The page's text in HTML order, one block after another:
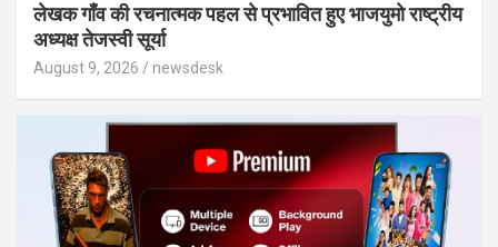
लेखक गाँव की रचनात्मक पहल से प्रभावित हुए भाजयुमो राष्ट्रीय
अध्यक्ष तेजस्वी सूर्या
August 9, 2026 newsdesk